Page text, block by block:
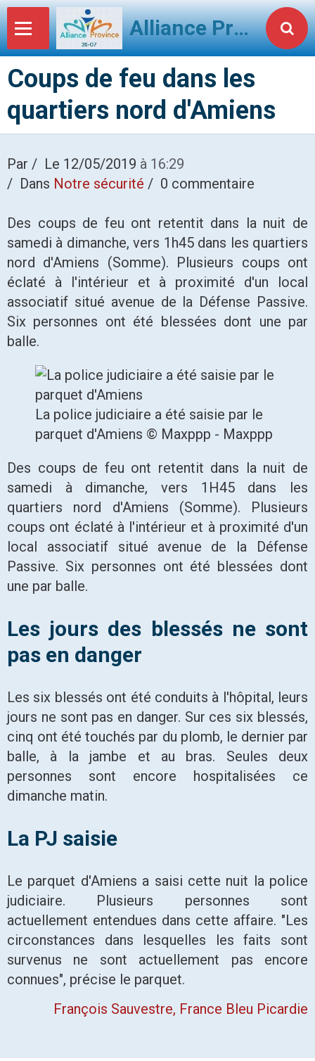
Alliance Province 2607
Coups de feu dans les
quartiers nord d'Amiens
Par Le 12/05/2019 à 16:29
Dans Notre sécurité 0 commentaire
Des coups de feu ont retentit dans la nuit de
samedi à dimanche, vers 1h45 dans les quartiers
nord d'Amiens (Somme). Plusieurs coups ont
éclaté à l'intérieur et à proximité d'un local
associatif situé avenue de la Défense Passive.
Six personnes ont été blessées dont une par
balle.
La police judiciaire a été saisie par le
parquet d'Amiens © Maxppp - Maxppp
Des coups de feu ont retentit dans la nuit de
samedi à dimanche, vers 1H45 dans les
quartiers nord d'Amiens (Somme). Plusieurs
coups ont éclaté à l'intérieur et à proximité d'un
local associatif situé avenue de la Défense
Passive. Six personnes ont été blessées dont
une par balle.
Les jours des blessés ne sont
pas en danger
Les six blessés ont été conduits à l'hôpital, leurs
jours ne sont pas en danger. Sur ces six blessés,
cinq ont été touchés par du plomb, le dernier par
balle, à la jambe et au bras. Seules deux
personnes sont encore hospitalisées ce
dimanche matin.
La PJ saisie
Le parquet d'Amiens a saisi cette nuit la police
judiciaire. Plusieurs personnes sont
actuellement entendues dans cette affaire. "Les
circonstances dans lesquelles les faits sont
survenus ne sont actuellement pas encore
connues", précise le parquet.
François Sauvestre, France Bleu Picardie